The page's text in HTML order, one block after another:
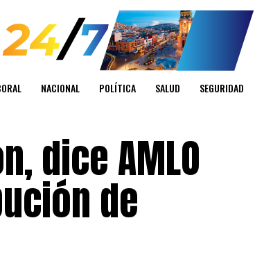
NACIONAL POLÍTICA SALUD SEGURIDAD
dice AMLO
de